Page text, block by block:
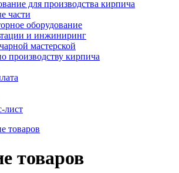
для производства кирпича
части
оборудование
и инжиниринг
мастерской
производству кирпича
лист
товаров
товаров